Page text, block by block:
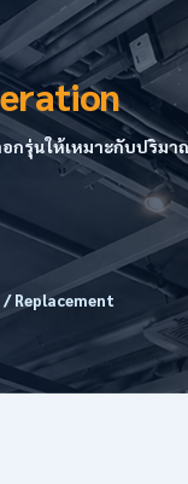
อกรุ่นให้เหมาะกับปริมา
Replacement